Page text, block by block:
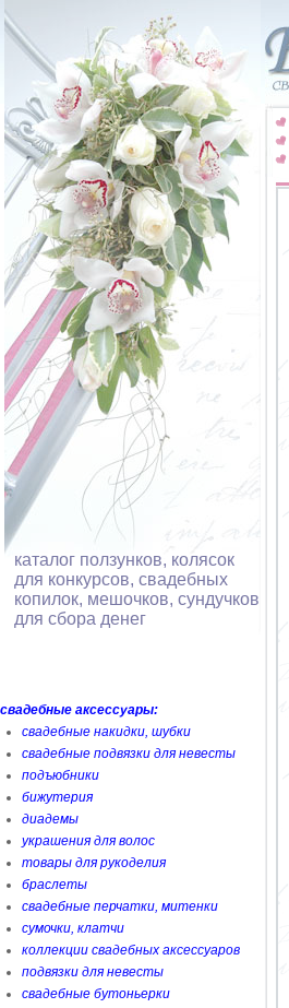
каталог ползунков, колясок
для конкурсов, свадебных
копилок, мешочков, сундучков
для сбора денег
свадебные аксессуары:
свадебные накидки, шубки
свадебные подвязки для невесты
подъюбники
бижутерия
диадемы
украшения для волос
товары для рукоделия
браслеты
свадебные перчатки, митенки
сумочки, клатчи
коллекции свадебных аксессуаров
подвязки для невесты
свадебные бутоньерки